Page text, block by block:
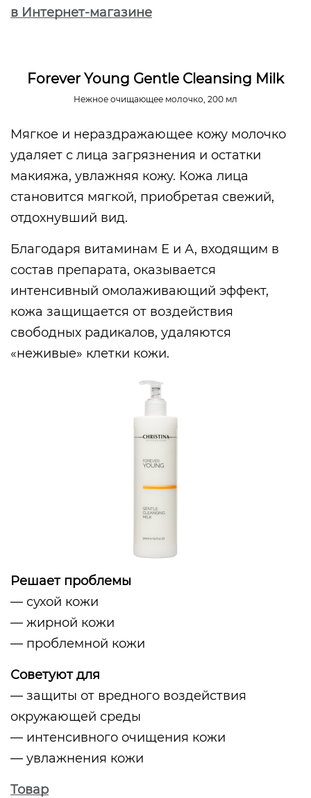
в Интернет-магазине
Forever Young Gentle Cleansing Milk
Нежное очищающее молочко, 200 мл
Мягкое и нераздражающее кожу молочко
удаляет с лица загрязнения и остатки
макияжа, увлажняя кожу. Кожа лица
становится мягкой, приобретая свежий,
отдохнувший вид.
Благодаря витаминам Е и А, входящим в
состав препарата, оказывается
интенсивный омолаживающий эффект,
кожа защищается от воздействия
свободных радикалов, удаляются
«неживые» клетки кожи.
Решает проблемы
— сухой кожи
— жирной кожи
— проблемной кожи
Советуют для
— защиты от вредного воздействия
окружающей среды
— интенсивного очищения кожи
— увлажнения кожи
Товар